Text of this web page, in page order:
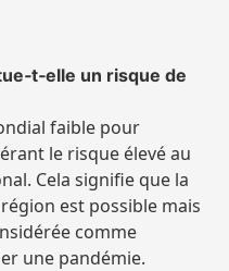
un risque de
faible pour
le risque élevé au
Cela signifie que la
est possible mais
comme
une pandémie.